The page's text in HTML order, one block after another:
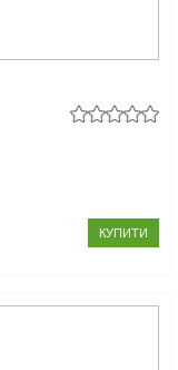
КУПИТИ